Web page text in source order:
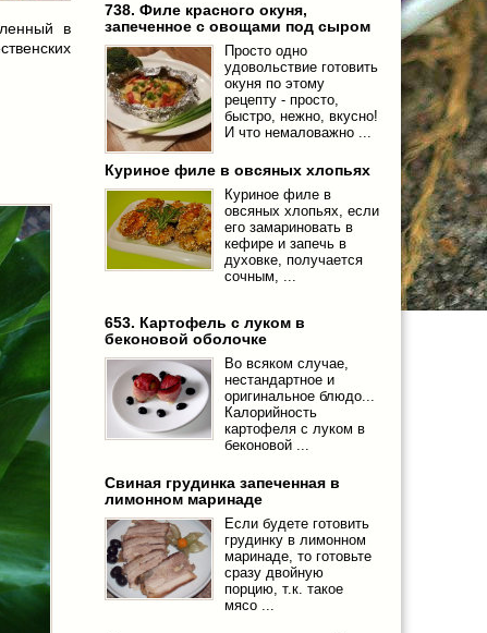
в
738. Филе красного окуня,
запеченное с овощами под сыром
Просто одно
удовольствие готовить
окуня по этому
рецепту - просто,
быстро, нежно, вкусно!
И что немаловажно ...
Куриное филе в овсяных хлопьях
Куриное филе в
овсяных хлопьях, если
его замариновать в
кефире и запечь в
духовке, получается
сочным, ...
653. Картофель с луком в
беконовой оболочке
Во всяком случае,
нестандартное и
оригинальное блюдо...
Калорийность
картофеля с луком в
беконовой ...
Свиная грудинка запеченная в
лимонном маринаде
Если будете готовить
грудинку в лимонном
маринаде, то готовьте
сразу двойную
порцию, т.к. такое
мясо ...